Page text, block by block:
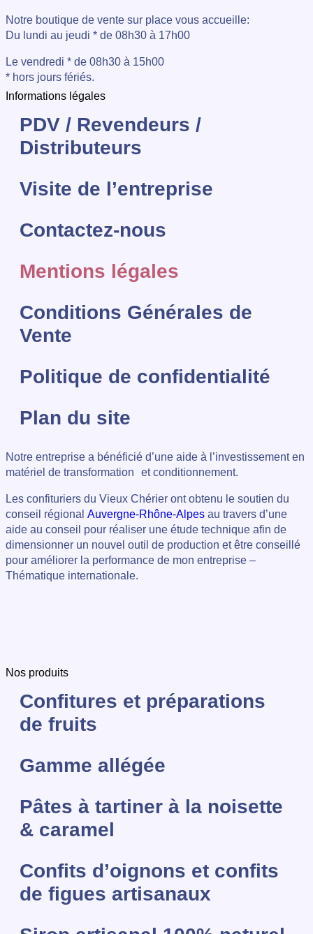
Notre boutique de vente sur place vous accueille:
Du lundi au jeudi * de 08h30 à 17h00
Le vendredi * de 08h30 à 15h00
* hors jours fériés.
Informations légales
PDV / Revendeurs /
Distributeurs
Visite de l’entreprise
Contactez-nous
Mentions légales
Conditions Générales de
Vente
Politique de confidentialité
Plan du site
Notre entreprise a bénéficié d’une aide à l’investissement en
matériel de transformation et conditionnement.
Les confituriers du Vieux Chérier ont obtenu le soutien du
conseil régional Auvergne-Rhône-Alpes au travers d’une
aide au conseil pour réaliser une étude technique afin de
dimensionner un nouvel outil de production et être conseillé
pour améliorer la performance de mon entreprise –
Thématique internationale.
Nos produits
Confitures et préparations
de fruits
Gamme allégée
Pâtes à tartiner à la noisette
& caramel
Confits d’oignons et confits
de figues artisanaux